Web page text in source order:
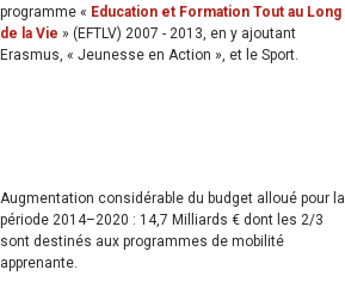
programme « Education et Formation Tout au Long
de la Vie » (EFTLV) 2007 - 2013, en y ajoutant
Erasmus, « Jeunesse en Action », et le Sport.
Augmentation considérable du budget alloué pour la
période 2014–2020 : 14,7 Milliards € dont les 2/3
sont destinés aux programmes de mobilité
apprenante.